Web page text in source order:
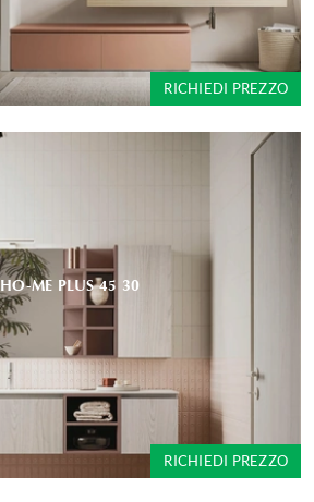
RICHIEDI PREZZO
HO-ME PLUS 45 30
RICHIEDI PREZZO